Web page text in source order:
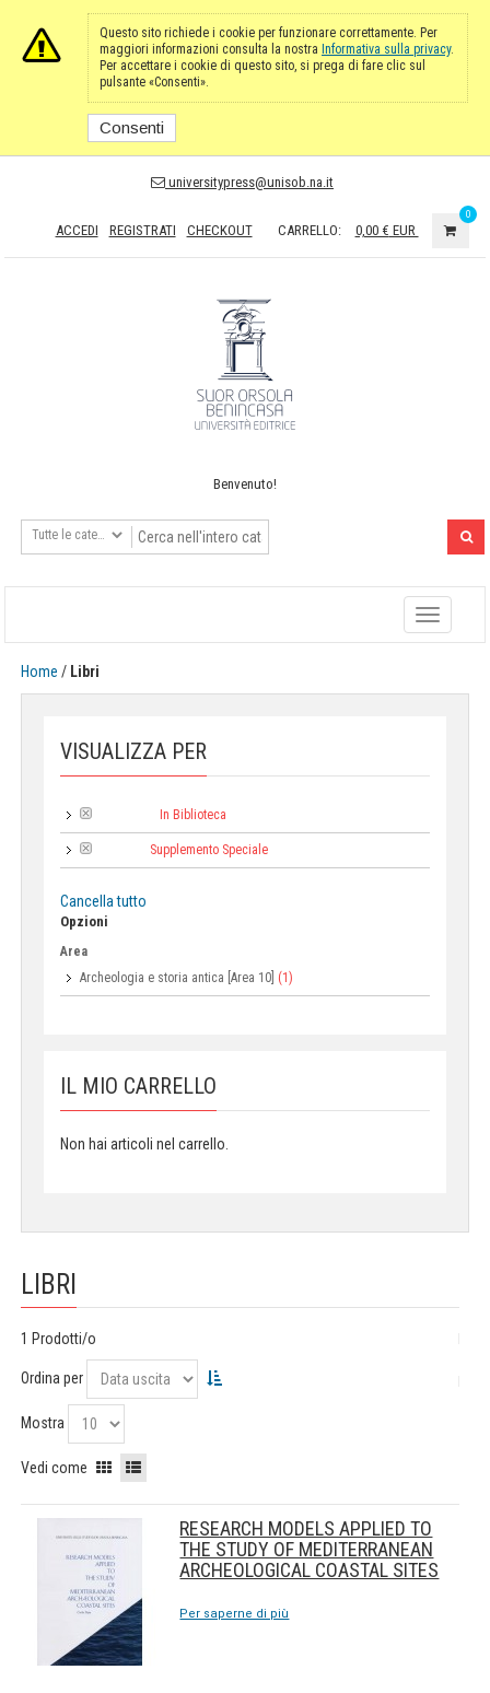
Questo sito richiede i cookie per funzionare correttamente. Per
maggiori informazioni consulta la nostra Informativa sulla privacy.
Per accettare i cookie di questo sito, si prega di fare clic sul
pulsante «Consenti».
Consenti
universitypress@unisob.na.it
ACCEDI REGISTRATI CHECKOUT CARRELLO: 0,00 € EUR
0
Benvenuto!
Toggle
navigation
Home / Libri
VISUALIZZA PER
In Biblioteca
Supplemento Speciale
Cancella tutto
Opzioni
Area
Archeologia e storia antica [Area 10] (1)
IL MIO CARRELLO
Non hai articoli nel carrello.
LIBRI
1 Prodotti/o
Ordina per
Mostra
Vedi come
RESEARCH MODELS APPLIED TO
THE STUDY OF MEDITERRANEAN
ARCHEOLOGICAL COASTAL SITES
Per saperne di più